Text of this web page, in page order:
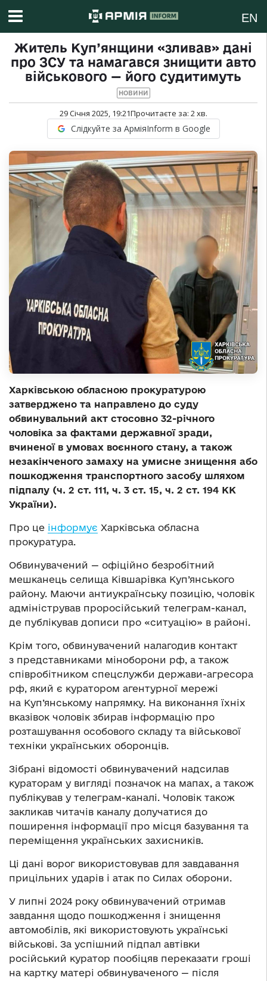
EN
Житель Куп’янщини «зливав» дані
про ЗСУ та намагався знищити авто
військового — його судитимуть
НОВИНИ
29 Січня 2025, 19:21Прочитаєте за: 2хв.
Слідкуйте за АрміяInform в Google
Харківською обласною прокуратурою
затверджено та направлено до суду
обвинувальний акт стосовно 32-річного
чоловіка за фактами державної зради,
вчиненої в умовах воєнного стану, а також
незакінченого замаху на умисне знищення або
пошкодження транспортного засобу шляхом
підпалу (ч. 2 ст. 111, ч. 3 ст. 15, ч. 2 ст. 194 КК
України).
Про це інформує Харківська обласна
прокуратура.
Обвинувачений — офіційно безробітний
мешканець селища Ківшарівка Куп’янського
району. Маючи антиукраїнську позицію, чоловік
адміністрував проросійський телеграм-канал,
де публікував дописи про «ситуацію» в районі.
Крім того, обвинувачений налагодив контакт
з представниками міноборони рф, а також
співробітником спецслужби держави-агресора
рф, який є куратором агентурної мережі
на Куп’янському напрямку. На виконання їхніх
вказівок чоловік збирав інформацію про
розташування особового складу та військової
техніки українських оборонців.
Зібрані відомості обвинувачений надсилав
кураторам у вигляді позначок на мапах, а також
публікував у телеграм-каналі. Чоловік також
закликав читачів каналу долучатися до
поширення інформації про місця базування та
переміщення українських захисників.
Ці дані ворог використовував для завдавання
прицільних ударів і атак по Силах оборони.
У липні 2024 року обвинувачений отримав
завдання щодо пошкодження і знищення
автомобілів, які використовують українські
військові. За успішний підпал автівки
російський куратор пообіцяв переказати гроші
на картку матері обвинуваченого — після